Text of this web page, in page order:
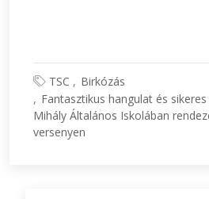
TSC
Birkózás
Fantasztikus hangulat és
Mihály Általános Iskolában
versenyen